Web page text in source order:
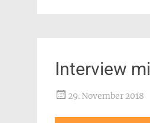
Interview
29. November 2018